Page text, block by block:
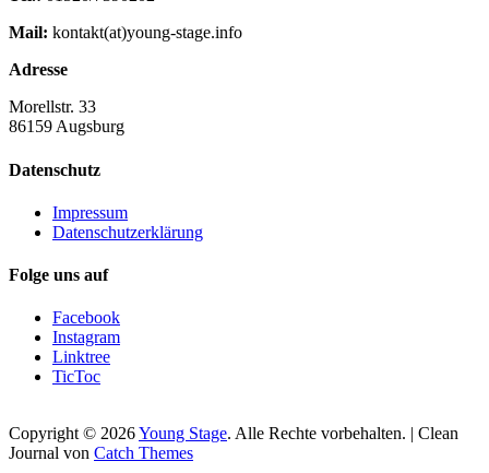
Mail: kontakt(at)young-stage.info
Adresse
Morellstr. 33
86159 Augsburg
Datenschutz
Impressum
Datenschutzerklärung
Folge uns auf
Facebook
Instagram
Linktree
TicToc
Copyright © 2026Young Stage. Alle Rechte vorbehalten. | Clean
Journal von Catch Themes